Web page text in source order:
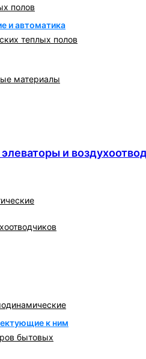
полов
и автоматика
теплых полов
материалы
и
к ним
бытовых